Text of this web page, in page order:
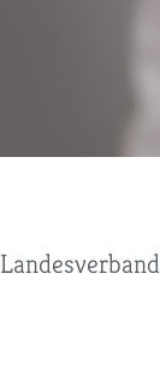
Landesverband